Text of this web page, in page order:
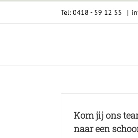
Tel: 0418 - 59 12 55 |
Kom jij ons
naar een